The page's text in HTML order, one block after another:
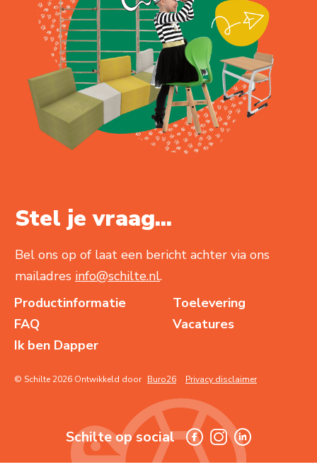
Stel je vraag...
Bel ons op of laat een bericht achter via ons
mailadres info@schilte.nl.
Productinformatie
Toelevering
FAQ
Vacatures
Ik ben Dapper
© Schilte 2026 Ontwikkeld door Buro26 Privacy disclaimer
Schilte op social